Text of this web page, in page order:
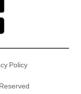
Policy